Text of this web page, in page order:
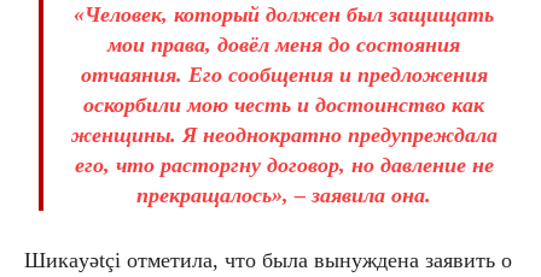
«Человек, который должен был защищать
мои права, довёл меня до состояния
отчаяния. Его сообщения и предложения
оскорбили мою честь и достоинство как
женщины. Я неоднократно предупреждала
его, что расторгну договор, но давление не
прекращалось», – заявила она.
Шикayətçi отметила, что была вынуждена заявить о